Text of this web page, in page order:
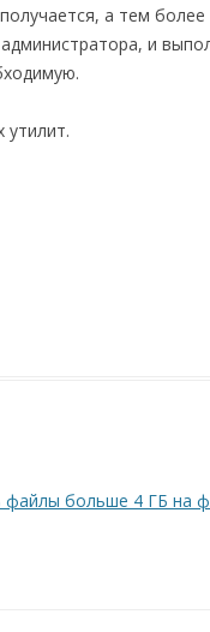
а тем более
и
утилит.
файлы больше 4 ГБ на